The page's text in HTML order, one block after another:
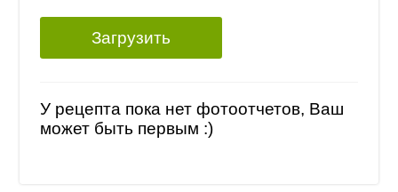
Загрузить
У рецепта пока нет фотоотчетов, Ваш
может быть первым :)